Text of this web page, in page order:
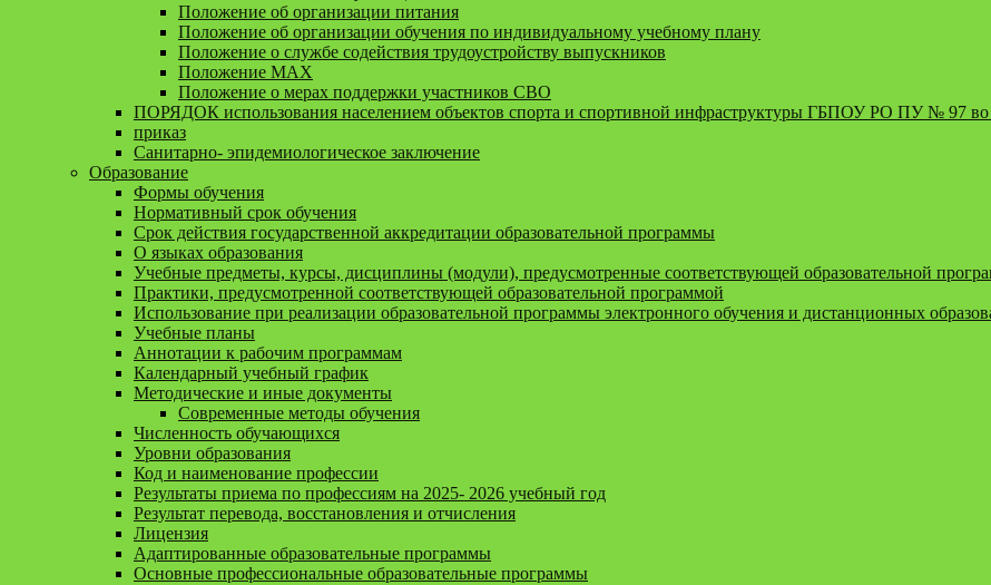
Положение об организации питания
Положение об организации обучения по индивидуальному учебному плану
Положение о службе содействия трудоустройству выпускников
Положение MAX
Положение о мерах поддержки участников СВО
ПОРЯДОК использования населением объектов спорта и спортивной инфраструктуры ГБПОУ РО ПУ № 97 во
приказ
Санитарно- эпидемиологическое заключение
Образование
Формы обучения
Нормативный срок обучения
Срок действия государственной аккредитации образовательной программы
О языках образования
Учебные предметы, курсы, дисциплины (модули), предусмотренные соответствующей образовательной
Практики, предусмотренной соответствующей образовательной программой
Использование при реализации образовательной программы электронного обучения и дистанционных
Учебные планы
Аннотации к рабочим программам
Календарный учебный график
Методические и иные документы
Современные методы обучения
Численность обучающихся
Уровни образования
Код и наименование профессии
Результаты приема по профессиям на 2025- 2026 учебный год
Результат перевода, восстановления и отчисления
Лицензия
Адаптированные образовательные программы
Основные профессиональные образовательные программы